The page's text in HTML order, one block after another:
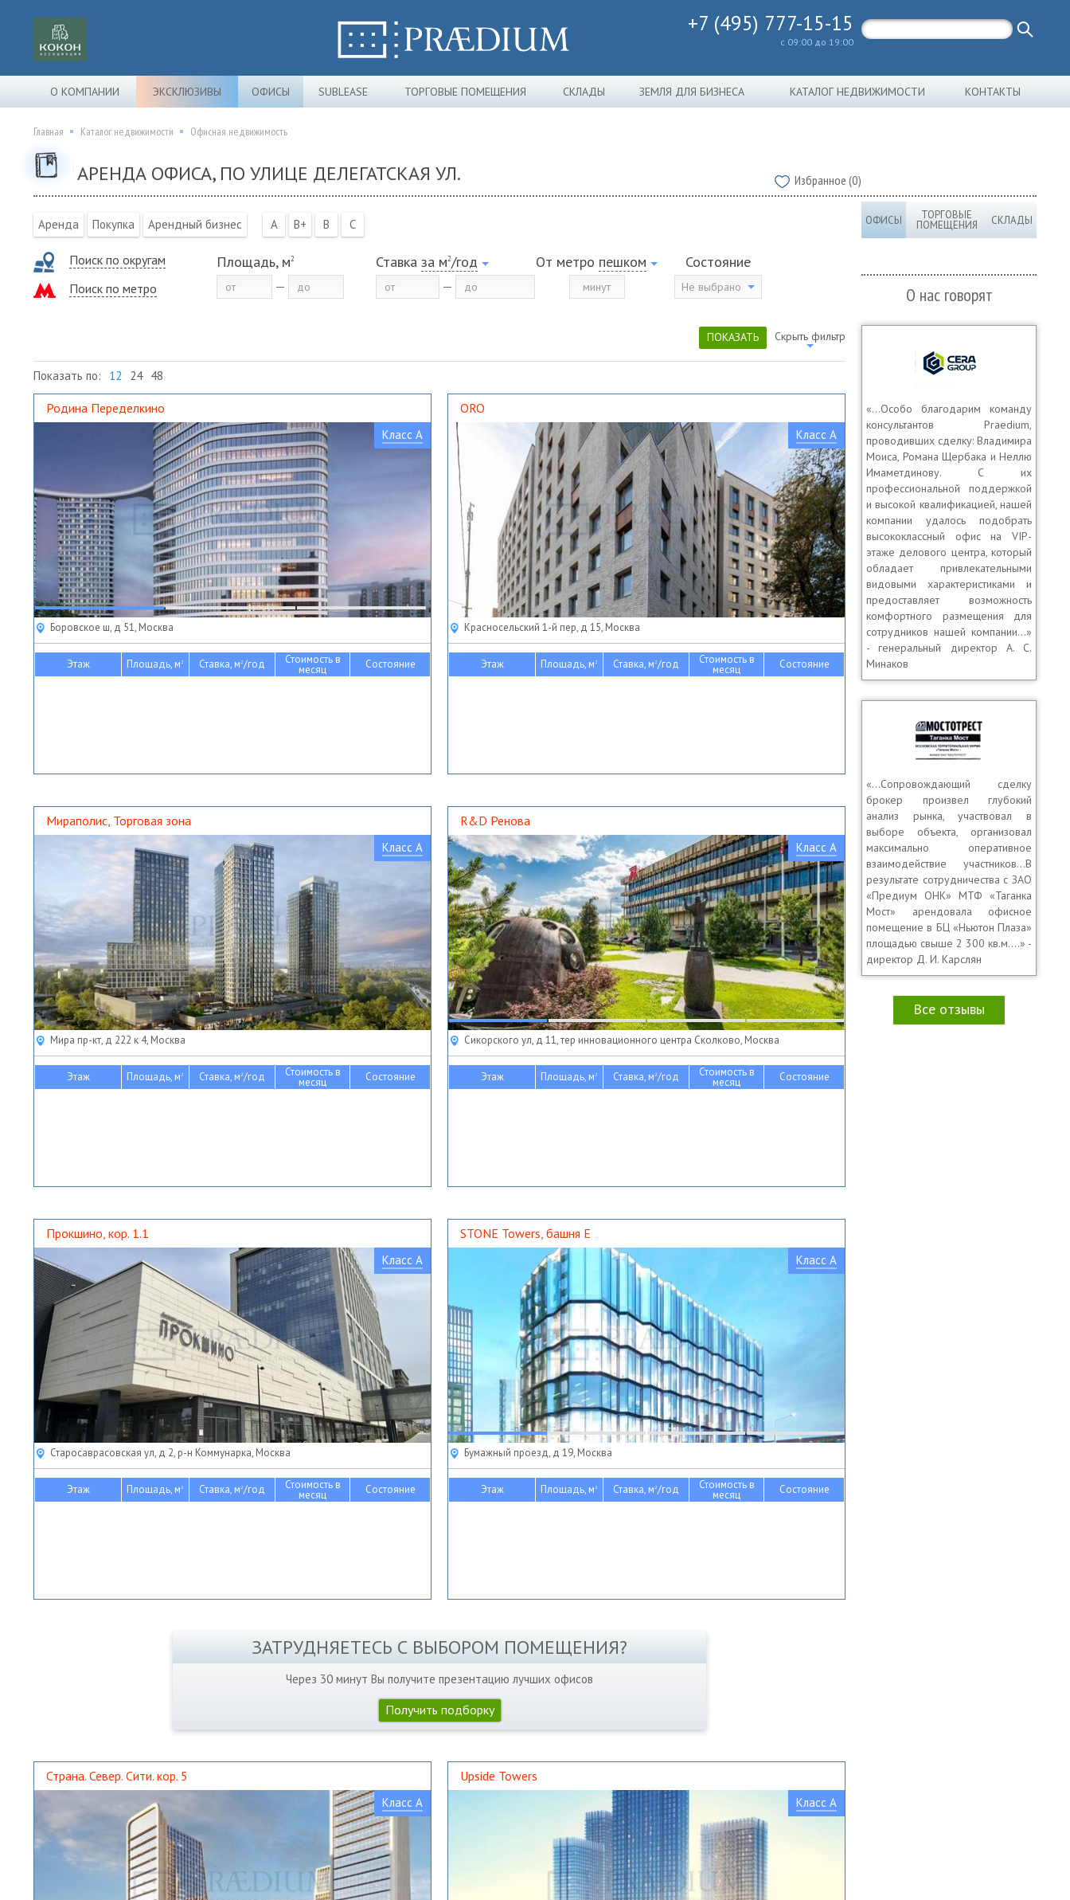
+7 (495) 777-15-15
с 09:00 до 19:00
О КОМПАНИИ ЭКСКЛЮЗИВЫ ОФИСЫ SUBLEASE ТОРГОВЫЕ ПОМЕЩЕНИЯ СКЛАДЫ ЗЕМЛЯ ДЛЯ БИЗНЕСА КАТАЛОГ НЕДВИЖИМОСТИ КОНТАКТЫ
Главная Каталог недвижимости Офисная недвижимость
АРЕНДА ОФИСА, ПО УЛИЦЕ ДЕЛЕГАТСКАЯ УЛ. Избранное (0)
Аренда Покупка Арендный бизнес A B+ B C
Поиск по округам
Поиск по метро
Площадь, м2 Ставка за м2/год От метро пешком Состояние
Не выбрано
ПОКАЗАТЬ Скрыть фильтр
Показать по: 12 24 48
Родина Переделкино
Класс A
Боровское ш, д 51, Москва
Этаж Площадь, м2 Ставка, м2/год Стоимость в
месяц Состояние
ORO
Класс A
Красносельский 1-й пер, д 15, Москва
Этаж Площадь, м2 Ставка, м2/год Стоимость в
месяц Состояние
Мираполис, Торговая зона
Класс A
Мира пр-кт, д 222 к 4, Москва
Этаж Площадь, м2 Ставка, м2/год Стоимость в
месяц Состояние
R&D Ренова
Класс A
Сикорского ул, д 11, тер инновационного центра Сколково, Москва
Этаж Площадь, м2 Ставка, м2/год Стоимость в
месяц Состояние
Прокшино, кор. 1.1
Класс A
Старосаврасовская ул, д 2, р-н Коммунарка, Москва
Этаж Площадь, м2 Ставка, м2/год Стоимость в
месяц Состояние
STONE Towers, башня Е
Класс A
Бумажный проезд, д 19, Москва
Этаж Площадь, м2 Ставка, м2/год Стоимость в
месяц Состояние
ЗАТРУДНЯЕТЕСЬ С ВЫБОРОМ ПОМЕЩЕНИЯ?
Через 30 минут Вы получите презентацию лучших офисов
Получить подборку
Страна. Север. Сити. кор. 5
Класс A
Upside Towers
Класс A
ОФИСЫ ТОРГОВЫЕ
ПОМЕЩЕНИЯ СКЛАДЫ
О нас говорят
«…Особо благодарим команду
консультантов Praedium,
проводивших сделку: Владимира
Моиса, Романа Щербака и Неллю
Имаметдинову. С их
профессиональной поддержкой
и высокой квалификацией, нашей
компании удалось подобрать
высококлассный офис на VIP-
этаже делового центра, который
обладает привлекательными
видовыми характеристиками и
предоставляет возможность
комфортного размещения для
сотрудников нашей компании…»
- генеральный директор А. С.
Минаков
«…Сопровождающий сделку
брокер произвел глубокий
анализ рынка, участвовал в
выборе объекта, организовал
максимально оперативное
взаимодействие участников…В
результате сотрудничества с ЗАО
«Предиум ОНК» МТФ «Таганка
Мост» арендовала офисное
помещение в БЦ «Ньютон Плаза»
площадью свыше 2 300 кв.м.…» -
директор Д. И. Карслян
Все отзывы